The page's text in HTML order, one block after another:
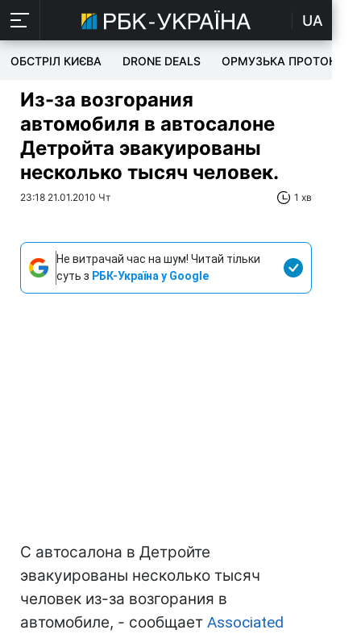
UA
ОБСТРІЛ КИЄВА DRONE DEALS ОРМУЗЬКА ПРОТОКА
Из-за возгорания
автомобиля в автосалоне
Детройта эвакуированы
несколько тысяч человек.
23:18 21.01.2010 Чт 1 хв
Не витрачай час на шум! Читай тільки
суть з РБК-Україна у Google
С автосалона в Детройте
эвакуированы несколько тысяч
человек из-за возгорания в
автомобиле, - сообщает Associated